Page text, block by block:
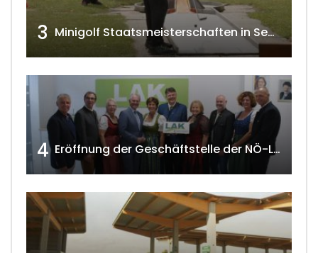
3 Minigolf Staatsmeisterschaften in Seefeld-Kadolz w4tv174
4 Eröffnung der Geschäftstelle der NÖ-Landarbeiterkammer in Mistelbach w4tv174